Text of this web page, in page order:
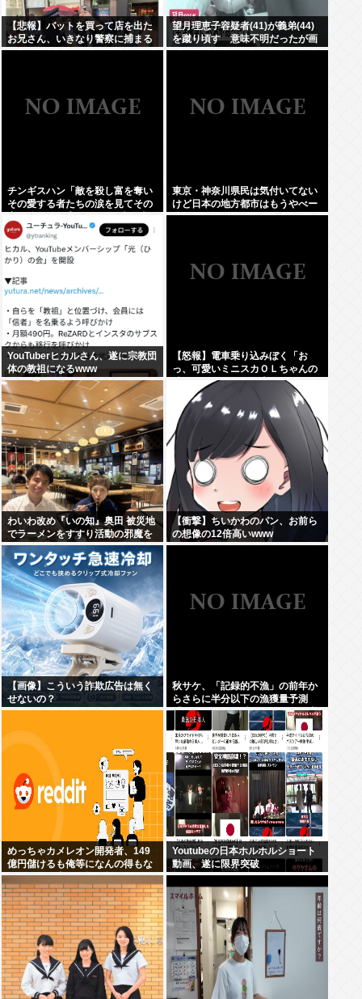
【悲報】バットを買って店を出た
お兄さん、いきなり警察に捕まる
www
望月理恵子容疑者(41)が義弟(44)
を蹴り頃す 意味不明だったが画
像みて納得・・・
チンギスハン「敵を殺し富を奪い
その愛する者たちの涙を見てその
び」
東京・神奈川県民は気付いてない
けど日本の地方都市はもうやべー
ぞ
YouTuberヒカルさん、遂に宗教団
体の教祖になるwww
【怒報】電車乗り込みぼく「お
っ、可愛いミニスカＯＬちゃんの
隣あいてんじゃん！座ったろ！」
→結果w w w w w w w w
わいわ改め『いの知』奥田 被災地
でラーメンをすすり活動の邪魔を
行う
【衝撃】ちいかわのパン、お前ら
の想像の12倍高いwww
【画像】こういう詐欺広告は無く
せないの？
秋サケ、「記録的不漁」の前年か
らさらに半分以下の漁獲量予測
「なぜこれほど減ったのか、日本
人の叡智を集めてもわからな
い…」
めっちゃカメレオン開発者、149
億円儲けるも俺等になんの得もな
いだろと欧米白人掲示板redditで
話題に
Youtubeの日本ホルホルショート
動画、遂に限界突破